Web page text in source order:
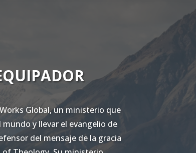
Global, un ministerio que
y llevar el evangelio de
del mensaje de la gracia